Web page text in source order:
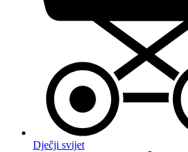
Dječji svijet